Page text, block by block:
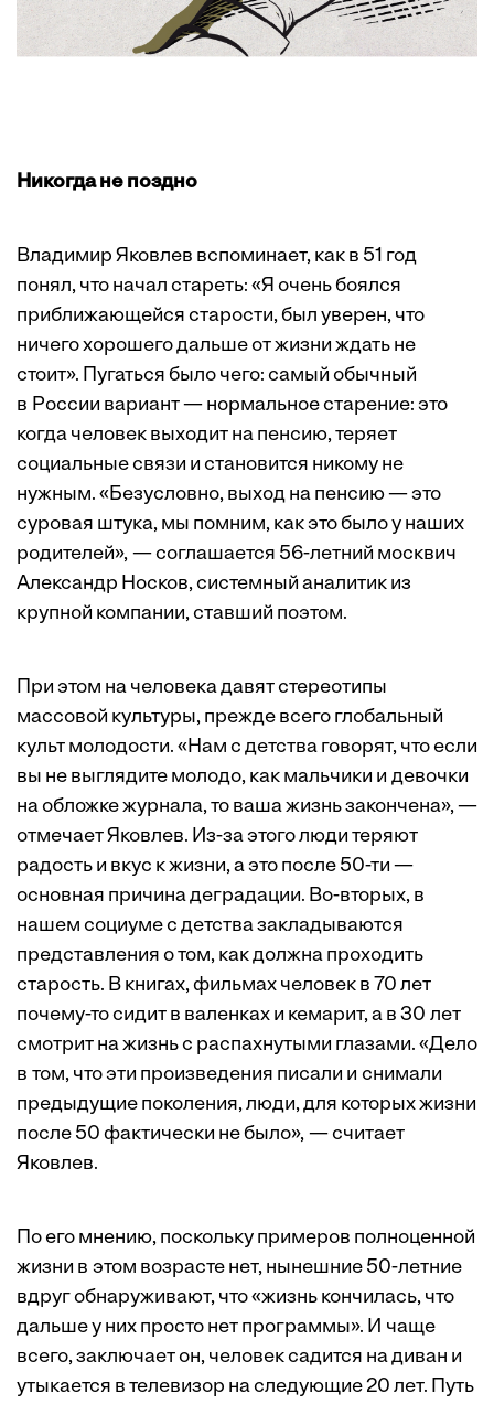
Никогда не поздно
Владимир Яковлев вспоминает, как в 51 год
понял, что начал стареть: «Я очень боялся
приближающейся старости, был уверен, что
ничего хорошего дальше от жизни ждать не
стоит». Пугаться было чего: самый обычный
в России вариант — нормальное старение: это
когда человек выходит на пенсию, теряет
социальные связи и становится никому не
нужным. «Безусловно, выход на пенсию — это
суровая штука, мы помним, как это было у наших
родителей», — соглашается 56-летний москвич
Александр Носков, системный аналитик из
крупной компании, ставший поэтом.
При этом на человека давят стереотипы
массовой культуры, прежде всего глобальный
культ молодости. «Нам с детства говорят, что если
вы не выглядите молодо, как мальчики и девочки
на обложке журнала, то ваша жизнь закончена», —
отмечает Яковлев. Из-за этого люди теряют
радость и вкус к жизни, а это после 50-ти —
основная причина деградации. Во-вторых, в
нашем социуме с детства закладываются
представления о том, как должна проходить
старость. В книгах, фильмах человек в 70 лет
почему-то сидит в валенках и кемарит, а в 30 лет
смотрит на жизнь с распахнутыми глазами. «Дело
в том, что эти произведения писали и снимали
предыдущие поколения, люди, для которых жизни
после 50 фактически не было», — считает
Яковлев.
По его мнению, поскольку примеров полноценной
жизни в этом возрасте нет, нынешние 50-летние
вдруг обнаруживают, что «жизнь кончилась, что
дальше у них просто нет программы». И чаще
всего, заключает он, человек садится на диван и
утыкается в телевизор на следующие 20 лет. Путь